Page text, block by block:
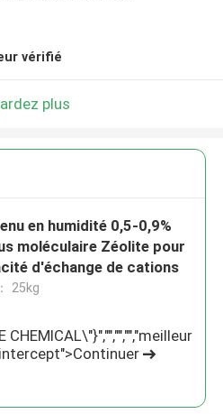
vérifié
plus
en humidité 0,5-0,9%
moléculaire Zéolite pour
d'échange de cations
25kg